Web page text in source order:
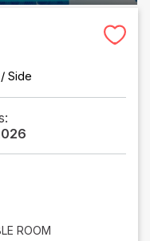
/ Side
ROOM